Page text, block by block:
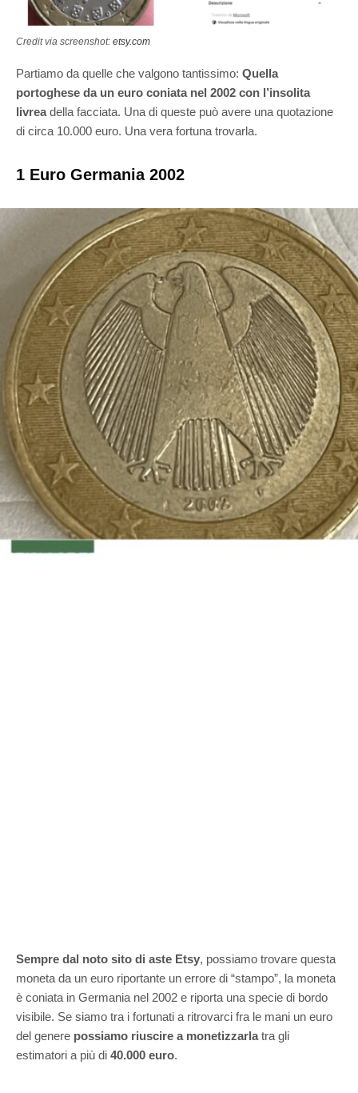
Credit via screenshot: etsy.com
Partiamo da quelle che valgono tantissimo: Quella
portoghese da un euro coniata nel 2002 con l’insolita
livreadella facciata. Una di queste può avere una quotazione
di circa 10.000 euro. Una vera fortuna trovarla.
1 Euro Germania 2002
Sempre dal noto sito di aste Etsy, possiamo trovare questa
moneta da un euro riportante un errore di “stampo”, la moneta
è coniata in Germania nel 2002 e riporta una specie di bordo
visibile. Se siamo tra i fortunati a ritrovarci fra le mani un euro
del genere possiamo riuscire a monetizzarlatra gli
estimatori a più di 40.000 euro.